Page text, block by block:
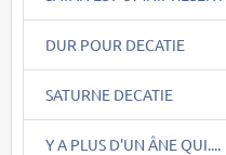
DUR POUR DECATIE
SATURNE DECATIE
Y A PLUS D'UN ÂNE QUI....